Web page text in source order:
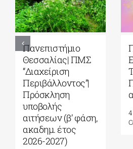
5ο Διεθνές Θερινό
Σχολείο Καβάλας
από το Αnatolia
American
University|
Γεωπολιτική,
Συμφιλίωση και
Σχέσεις Καλής
Γειτονίας στην